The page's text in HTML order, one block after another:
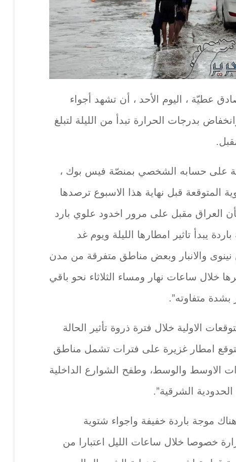
عطيّة ، اليوم الأحد ، أن تشهد أجواء
بدرجات الحرارة تبدأ من الليلة لتبلغ
على حسابه الشخصي بمنصّة فيس بوك ،
المتوقعة قبل نهاية هذا الاسبوع ترصدها
فأن العراق مقبل على مرور اخدود علوي بارد
يبدأ تاثير امطارها الليلة ويوم غد
نينوى والانبار وبعض مناطق متفرقة من مدن
خلال ساعات نهار ومساء الثلاثاء نحو باقي
بشدة متفاوته”.
الاولية خلال فترة ذروة تأثير الحالة
امطار غزيرة على فترات تشمل مناطق
الاوسط والوسط، وطفح الشوارع الداخلية
الشرقية”.
موجة باردة خفيفة واجواء شتوية
خصوصا خلال ساعات الليل اعتبارا من